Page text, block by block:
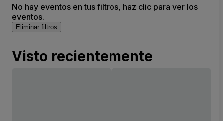
No hay eventos en tus filtros, haz clic para ver los
eventos.
Eliminar filtros
Visto recientemente